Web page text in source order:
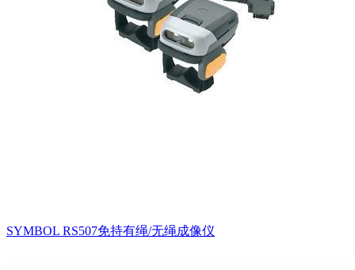
SYMBOL RS507免持有绳/无绳成像仪